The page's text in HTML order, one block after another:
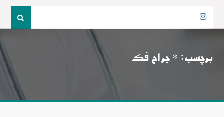
برچسب: * جراح فک